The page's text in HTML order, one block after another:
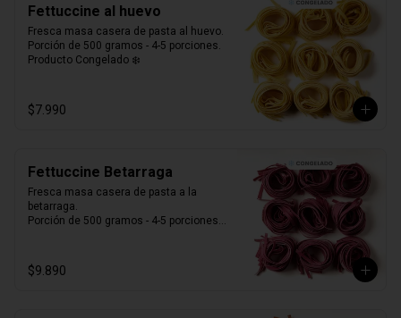
Fettuccine al huevo
Fresca masa casera de pasta al huevo.
Porción de 500 gramos - 4-5 porciones.
Producto Congelado ❄️
$7.990
Fettuccine Betarraga
Fresca masa casera de pasta a la
betarraga.
Porción de 500 gramos - 4-5 porciones.
$9.890